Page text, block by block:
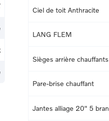
Ciel de toit Anthracite
LANG FLEM
Sièges arrière
Pare-brise chauffant
Jantes alliage 20" 5